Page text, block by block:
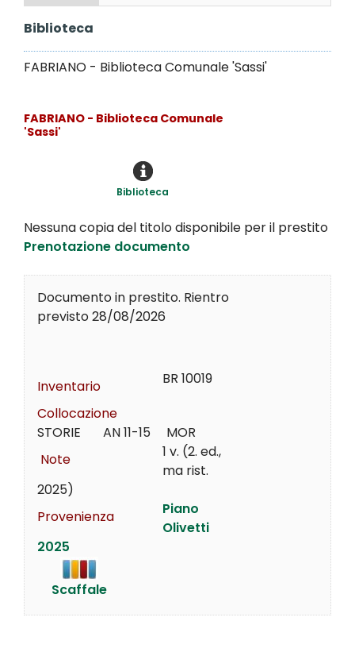
Biblioteca
FABRIANO - Biblioteca Comunale 'Sassi'
FABRIANO - Biblioteca Comunale
'Sassi'
Biblioteca
Nessuna copia del titolo disponibile per il prestito
Prenotazione documento
Documento in prestito. Rientro
previsto 28/08/2026
Inventario
BR 10019
Collocazione
STORIE       AN 11-15     MOR
Note
1 v. (2. ed.,
ma rist.
2025)
Provenienza
Piano
Olivetti
2025
Scaffale